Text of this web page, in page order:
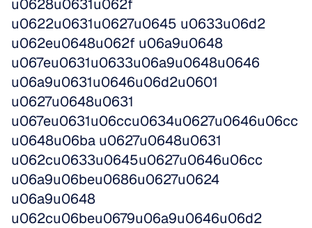
u0628u0631u062f
u0622u0631u0627u0645 u0633u06d2
u062eu0648u062f u06a9u0648
u067eu0631u0633u06a9u0648u0646
u06a9u0631u0646u06d2u0601
u0627u0648u0631
u067eu0631u06ccu0634u0627u0646u06cc
u0648u06ba u0627u0648u0631
u062cu0633u0645u0627u0646u06cc
u06a9u06beu0686u0627u0624
u06a9u0648
u062cu06beu0679u06a9u0646u06d2